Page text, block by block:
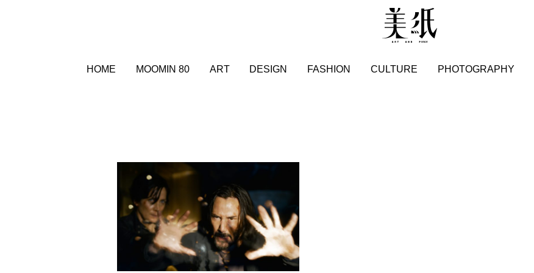
HOME MOOMIN 80 ART DESIGN FASHION CULTURE PHOTOGRAPHY